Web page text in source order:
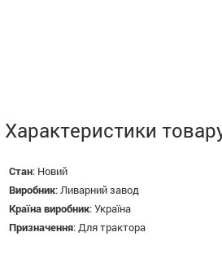
Характеристики
Стан: Новий
Виробник: Ливарний завод
Країна виробник:Україна
Призначення: Для трактора